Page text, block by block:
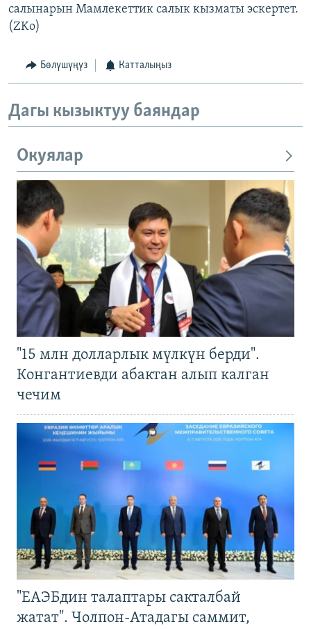
салынарын Мамлекеттик салык кызматы эскертет.
(ZKo)
Бөлүшүңүз Катталыңыз
Дагы кызыктуу баяндар
Окуялар
"15 млн долларлык мүлкүн берди".
Конгантиевди абактан алып калган
чечим
"ЕАЭБдин талаптары сакталбай
жатат". Чолпон-Атадагы саммит,